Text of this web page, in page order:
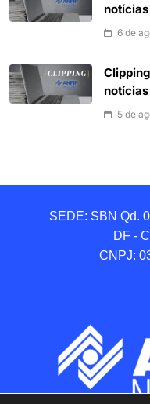
notícias
6 de
notícias
5 de
SEDE: SBN Qd.
DF -
CNPJ: